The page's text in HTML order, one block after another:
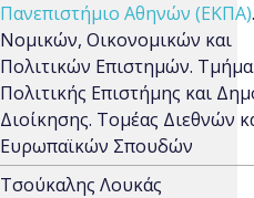
Πανεπιστήμιο Αθηνών (ΕΚΠΑ)
Νομικών, Οικονομικών και
Πολιτικών Επιστημών. Τμήμα
Πολιτικής Επιστήμης και
Διοίκησης. Τομέας Διεθνών
Ευρωπαϊκών Σπουδών
Τσούκαλης Λουκάς